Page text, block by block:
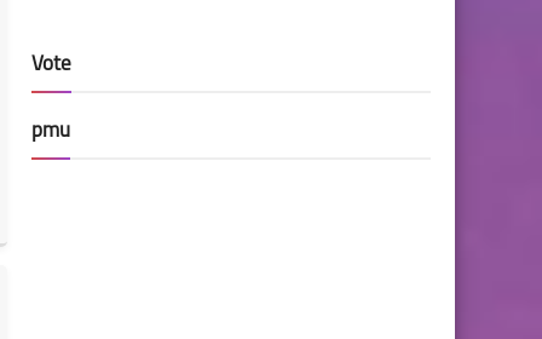
Vote
pmu